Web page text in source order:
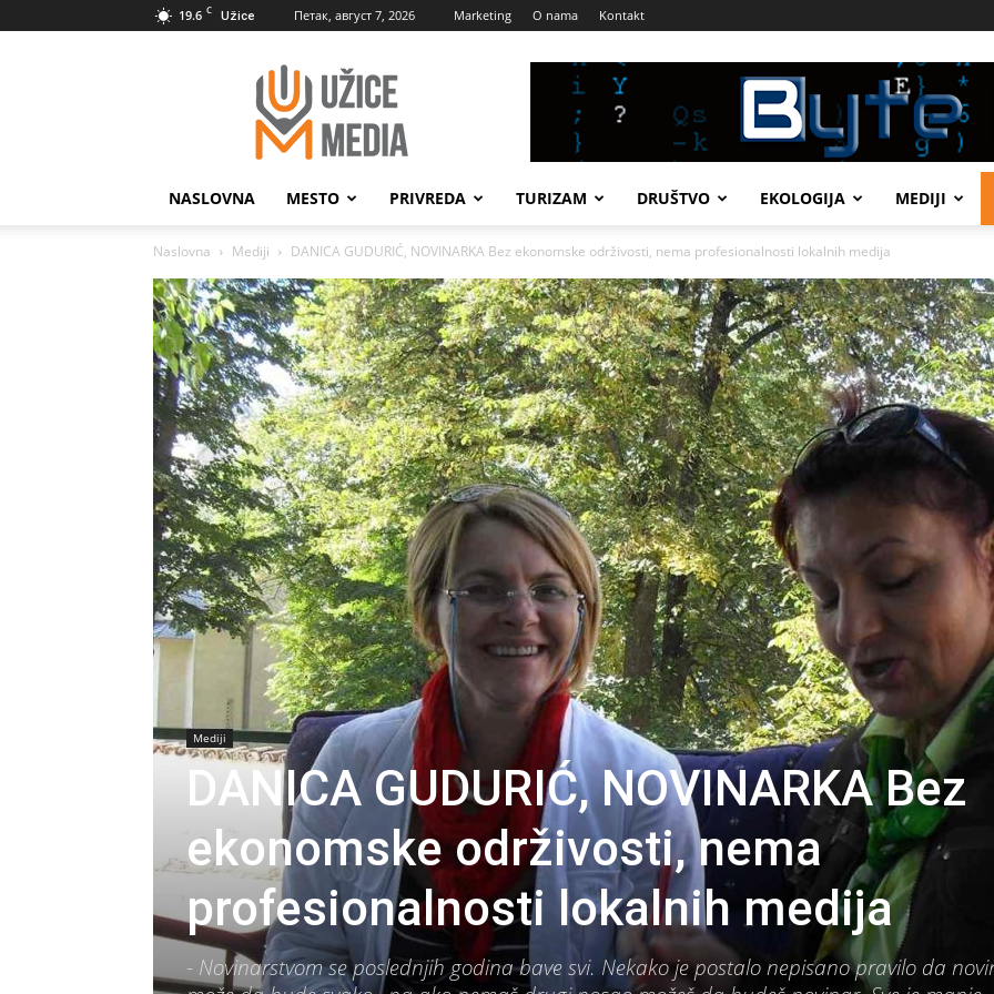
19.6 C Užice Петак, август 7, 2026 Marketing O nama Kontakt
UžiceMedia
NASLOVNA MESTO PRIVREDA TURIZAM DRUŠTVO EKOLOGIJA MEDIJI
Naslovna Mediji DANICA GUDURIĆ, NOVINARKA Bez ekonomske održivosti, nema profesionalnosti lokalnih medija
Mediji
DANICA GUDURIĆ, NOVINARKA Bez
ekonomske održivosti, nema
profesionalnosti lokalnih medija
- Novinarstvom se poslednjih godina bave svi. Nekako je postalo nepisano pravilo da